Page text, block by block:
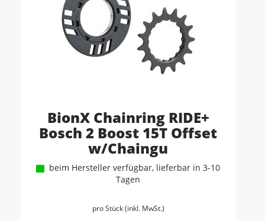
BionX Chainring RIDE+
Bosch 2 Boost 15T Offset
w/Chaingu
beim Hersteller verfügbar, lieferbar in 3-10
Tagen
pro Stück (inkl. MwSt.)